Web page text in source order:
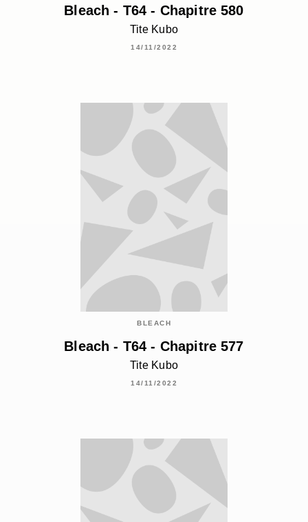
Bleach - T64 - Chapitre 580
Tite Kubo
14/11/2022
BLEACH
Bleach - T64 - Chapitre 577
Tite Kubo
14/11/2022